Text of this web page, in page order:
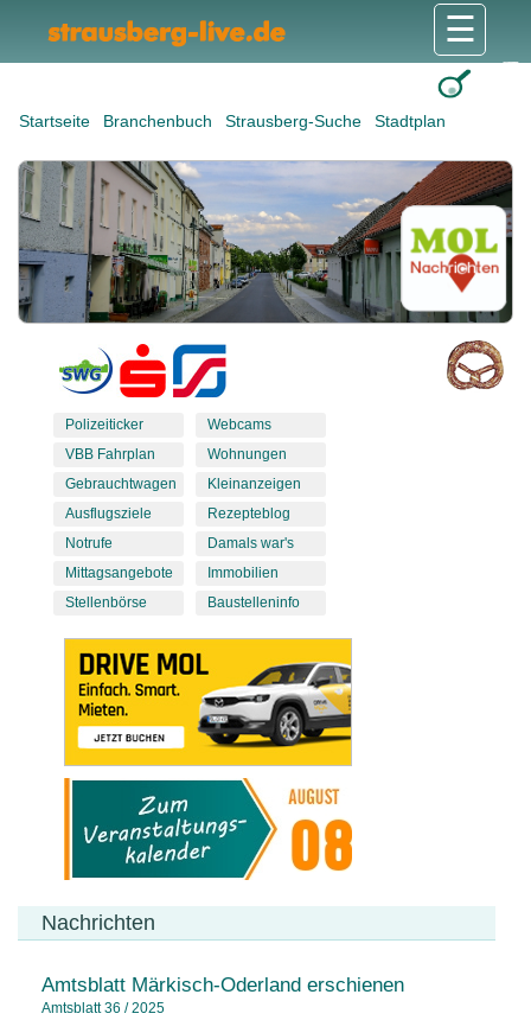
Startseite Branchenbuch Strausberg-Suche Stadtplan
☰
Polizeiticker
VBB Fahrplan
Gebrauchtwagen
Ausflugsziele
Notrufe
Mittagsangebote
Stellenbörse
Webcams
Wohnungen
Kleinanzeigen
Rezepteblog
Damals war's
Immobilien
Baustelleninfo
Nachrichten
Amtsblatt Märkisch-Oderland erschienen
Amtsblatt 36 / 2025